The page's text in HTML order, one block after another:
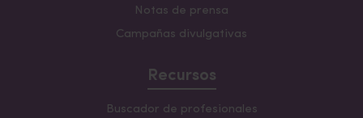
Notas de prensa
Campañas divulgativas
Recursos
Buscador de profesionales